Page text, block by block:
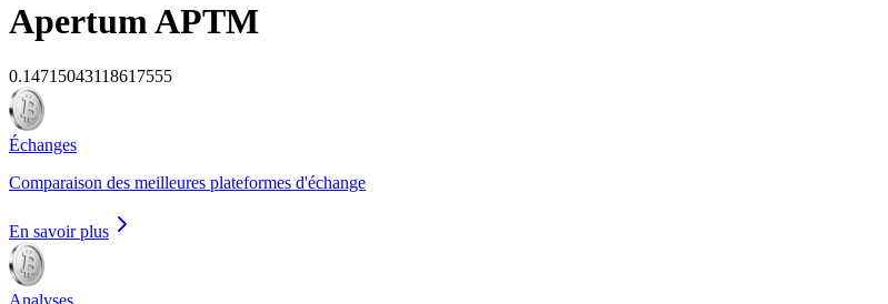
ApertumAPTM
0.14715043118617555
Échanges
Comparaison des meilleures plateformes d'échange
En savoir plus
Analyses